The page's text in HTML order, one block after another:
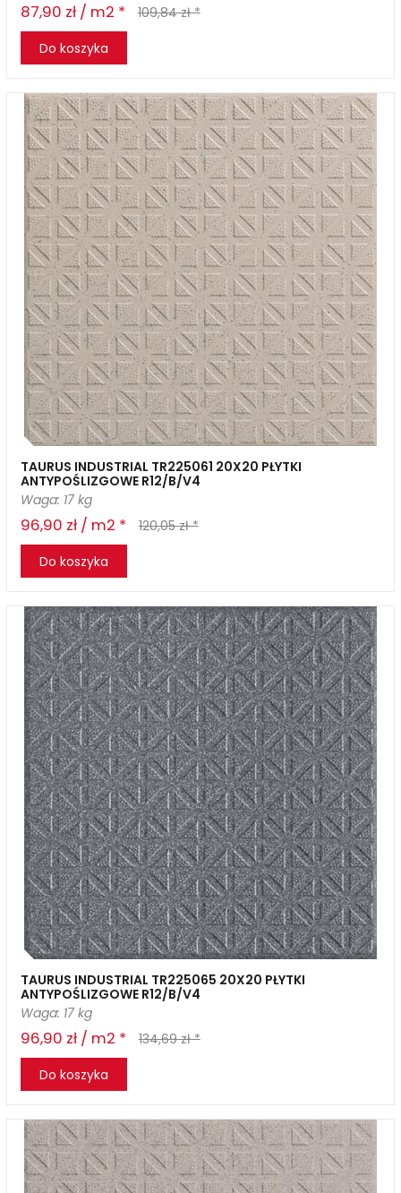
87,90 zł / m2 *
109,84 zł *
Do koszyka
TAURUS INDUSTRIAL TR225061 20X20 PŁYTKI
ANTYPOŚLIZGOWE R12/B/V4
Waga: 17 kg
96,90 zł / m2 *
120,05 zł *
Do koszyka
TAURUS INDUSTRIAL TR225065 20X20 PŁYTKI
ANTYPOŚLIZGOWE R12/B/V4
Waga: 17 kg
96,90 zł / m2 *
134,69 zł *
Do koszyka